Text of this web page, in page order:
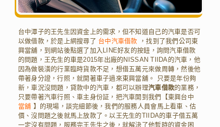
台中潭子的王先生因資金上的需求，但不知道自己的汽車是否可
以做借款，於是上網搜尋了 台中汽車借款
，找到了我們公司東
興當舖，到網站後點選了加入LINE好友的按鈕，詢問汽車借款
的問題，王先生的車是2015年出廠的NISSAN TIIDA的汽車，他
因為做裝潢的行業臨時貨款不足，想借五萬元來做周轉，然後他
帶著身分證，行照，就開著車子過來東興當舖。 只要是年份夠
新，車況沒問題，貸款中的汽車，都可以辦理汽車借款的業務，
只要帶著汽車行照、車主身份証，把汽車開到我們【東興台中
當舖 】的現場，談完細節後，我們的服務人員會馬上看車、估
價、沒問題之後就馬上放款了。以王先生的TIIDA的車子借五萬
一定沒有問題，服務完王先生之後，就解決了他暫時的資金困